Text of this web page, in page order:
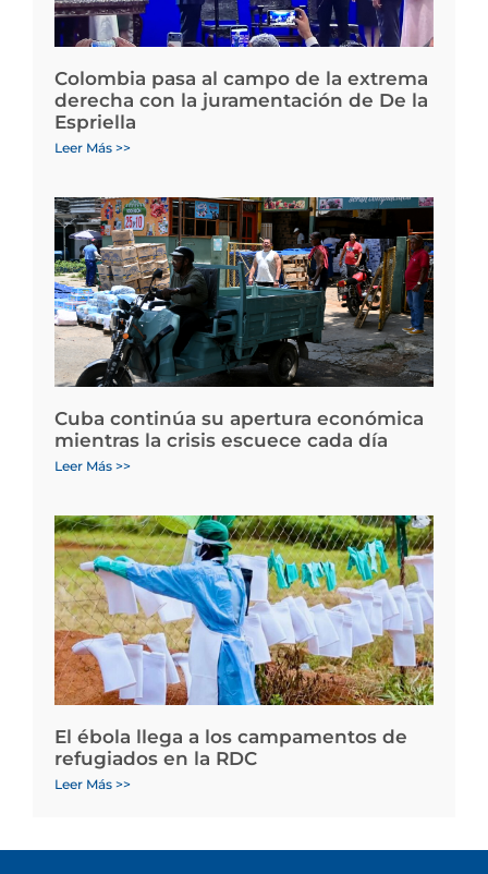
Colombia pasa al campo de la extrema
derecha con la juramentación de De la
Espriella
Leer Más >>
Cuba continúa su apertura económica
mientras la crisis escuece cada día
Leer Más >>
El ébola llega a los campamentos de
refugiados en la RDC
Leer Más >>